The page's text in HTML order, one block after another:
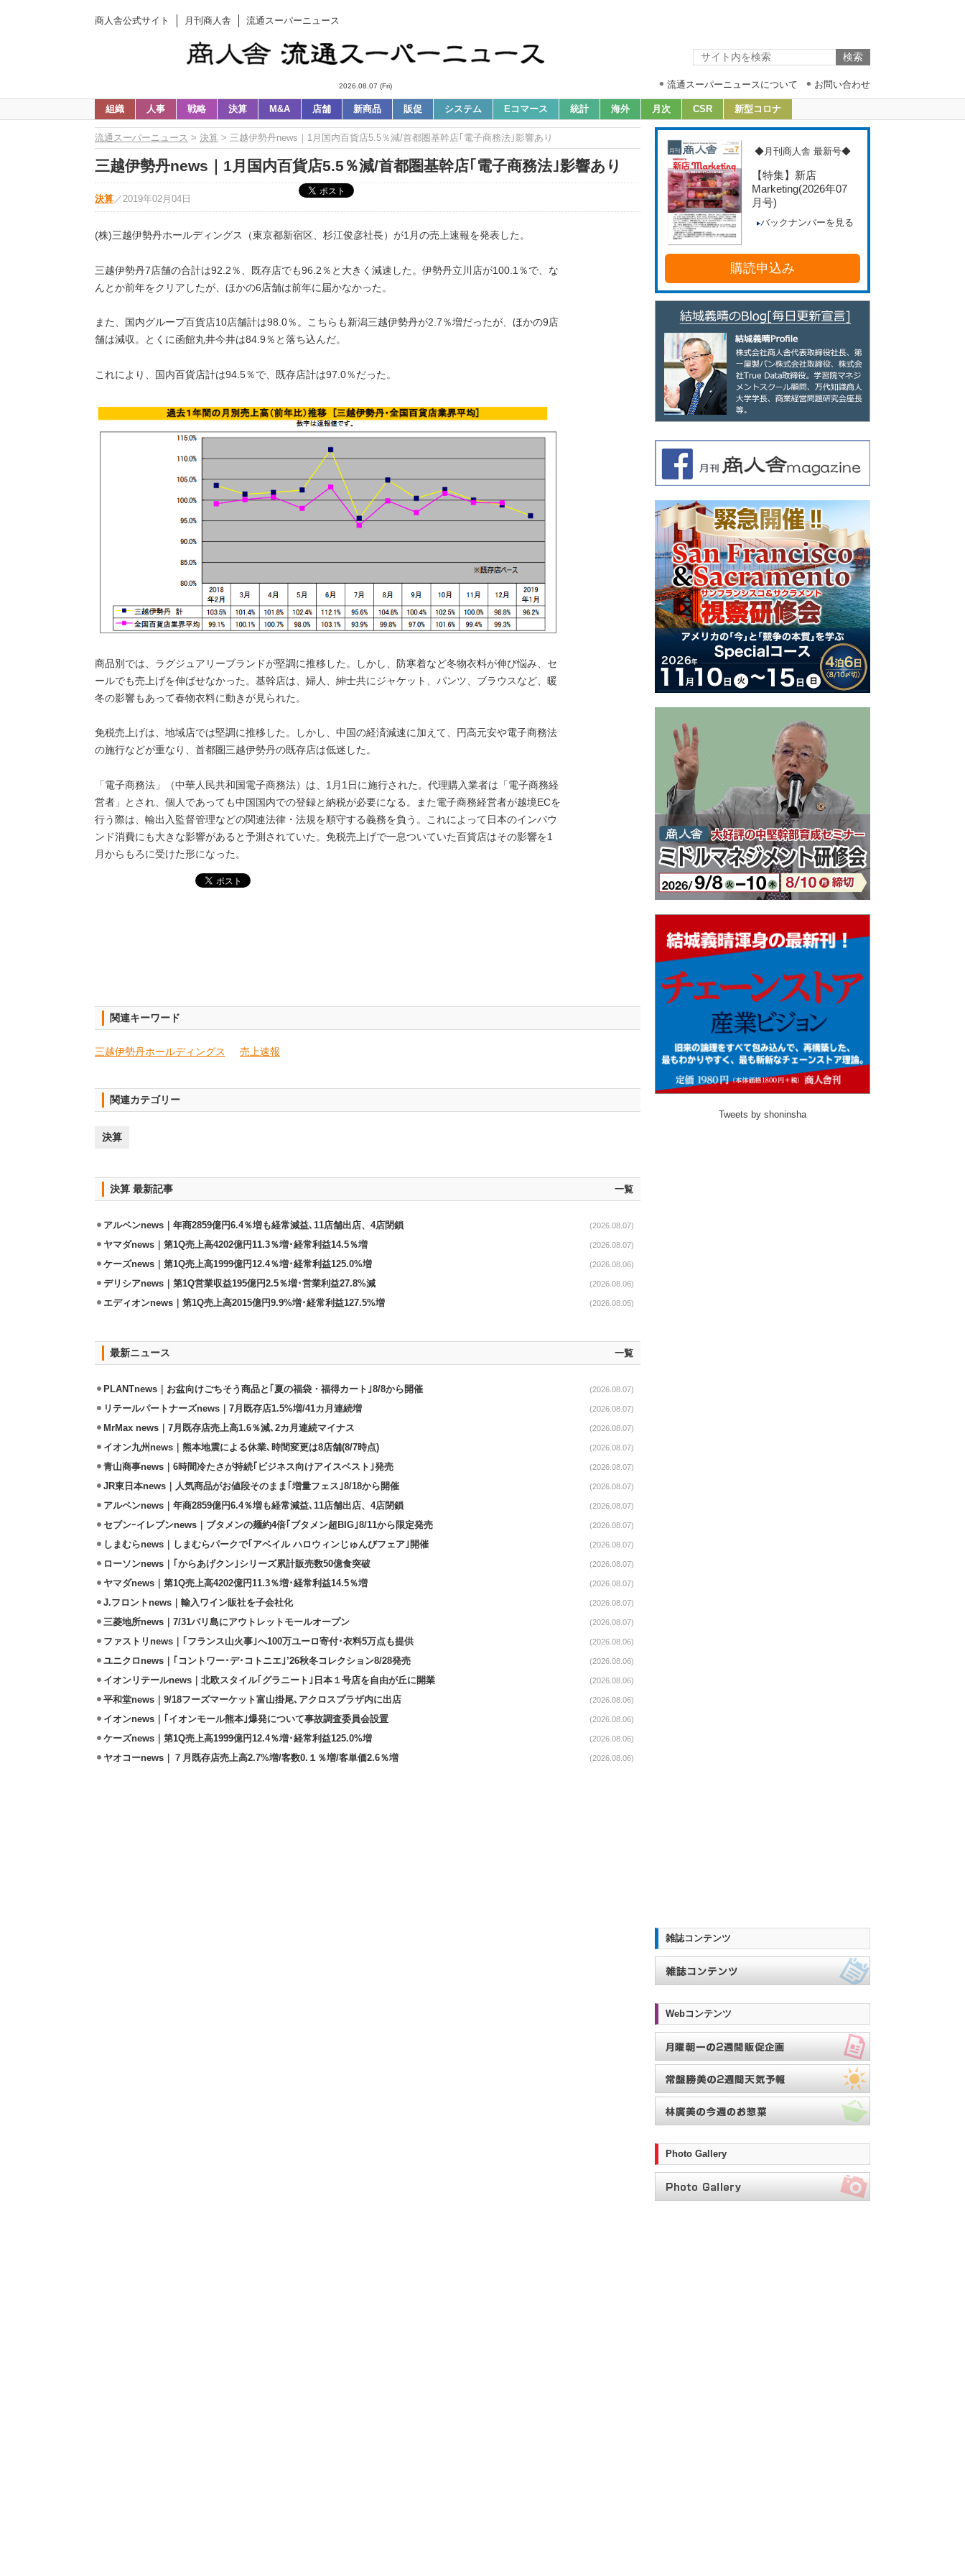
商人舎公式サイト 月刊商人舎 流通スーパーニュース
2026.08.07 (Fri) 流通スーパーニュースについて お問い合わせ
組織 人事 戦略 決算 M&A 店舗 新商品 販促 システム Eコマース 統計 海外 月次 CSR 新型コロナ
流通スーパーニュース > 決算 > 三越伊勢丹news｜1月国内百貨店5.5％減/首都圏基幹店｢電子商務法｣影響あり
三越伊勢丹news｜1月国内百貨店5.5％減/首都圏基幹店｢電子商務法｣影響あり
決算 ／ 2019年02月04日
(株)三越伊勢丹ホールディングス（東京都新宿区、杉江俊彦社長）が1月の売上速報を発表した。
三越伊勢丹7店舗の合計は92.2％、既存店でも96.2％と大きく減速した。伊勢丹立川店が100.1％で、な
んとか前年をクリアしたが、ほかの6店舗は前年に届かなかった。
また、国内グループ百貨店10店舗計は98.0％。こちらも新潟三越伊勢丹が2.7％増だったが、ほかの9店
舗は減収。とくに函館丸井今井は84.9％と落ち込んだ。
これにより、国内百貨店計は94.5％で、既存店計は97.0％だった。
商品別では、ラグジュアリーブランドが堅調に推移した。しかし、防寒着など冬物衣料が伸び悩み、セ
ールでも売上げを伸ばせなかった。基幹店は、婦人、紳士共にジャケット、パンツ、ブラウスなど、暖
冬の影響もあって春物衣料に動きが見られた。
免税売上げは、地域店では堅調に推移した。しかし、中国の経済減速に加えて、円高元安や電子商務法
の施行などが重なり、首都圏三越伊勢丹の既存店は低迷した。
「電子商務法」（中華人民共和国電子商務法）は、1月1日に施行された。代理購入業者は「電子商務経
営者」とされ、個人であっても中国国内での登録と納税が必要になる。また電子商務経営者が越境ECを
行う際は、輸出入監督管理などの関連法律・法規を順守する義務を負う。これによって日本のインバウ
ンド消費にも大きな影響があると予測されていた。免税売上げで一息ついていた百貨店はその影響を1
月からもろに受けた形になった。
関連キーワード
三越伊勢丹ホールディングス 売上速報
関連カテゴリー
決算
決算 最新記事 一覧
アルペンnews｜年商2859億円6.4％増も経常減益､11店舗出店、4店閉鎖 (2026.08.07)
ヤマダnews｜第1Q売上高4202億円11.3％増･経常利益14.5％増 (2026.08.07)
ケーズnews｜第1Q売上高1999億円12.4％増･経常利益125.0%増 (2026.08.06)
デリシアnews｜第1Q営業収益195億円2.5％増･営業利益27.8%減 (2026.08.06)
エディオンnews｜第1Q売上高2015億円9.9%増･経常利益127.5%増 (2026.08.05)
最新ニュース 一覧
PLANTnews｜お盆向けごちそう商品と｢夏の福袋・福得カート｣8/8から開催 (2026.08.07)
リテールパートナーズnews｜7月既存店1.5%増/41カ月連続増 (2026.08.07)
MrMax news｜7月既存店売上高1.6％減､2カ月連続マイナス (2026.08.07)
イオン九州news｜熊本地震による休業､時間変更は8店舗(8/7時点) (2026.08.07)
青山商事news｜6時間冷たさが持続｢ビジネス向けアイスベスト｣発売 (2026.08.07)
JR東日本news｜人気商品がお値段そのまま｢増量フェス｣8/18から開催 (2026.08.07)
アルペンnews｜年商2859億円6.4％増も経常減益､11店舗出店、4店閉鎖 (2026.08.07)
セブンｰイレブンnews｜ブタメンの麺約4倍｢ブタメン超BIG｣8/11から限定発売 (2026.08.07)
しまむらnews｜しまむらパークで｢アベイル ハロウィンじゅんびフェア｣開催 (2026.08.07)
ローソンnews｜｢からあげクン｣シリーズ累計販売数50億食突破 (2026.08.07)
ヤマダnews｜第1Q売上高4202億円11.3％増･経常利益14.5％増 (2026.08.07)
J.フロントnews｜輸入ワイン販社を子会社化 (2026.08.07)
三菱地所news｜7/31バリ島にアウトレットモールオープン (2026.08.07)
ファストリnews｜｢フランス山火事｣へ100万ユーロ寄付･衣料5万点も提供 (2026.08.06)
ユニクロnews｜｢コントワー･デ･コトニエ｣’26秋冬コレクション8/28発売 (2026.08.06)
イオンリテールnews｜北欧スタイル｢グラニート｣日本１号店を自由が丘に開業 (2026.08.06)
平和堂news｜9/18フーズマーケット富山掛尾､アクロスプラザ内に出店 (2026.08.06)
イオンnews｜｢イオンモール熊本｣爆発について事故調査委員会設置 (2026.08.06)
ケーズnews｜第1Q売上高1999億円12.4％増･経常利益125.0%増 (2026.08.06)
ヤオコーnews｜７月既存店売上高2.7%増/客数0.１％増/客単価2.6％増 (2026.08.06)
◆月刊商人舎 最新号◆
【特集】新店
Marketing(2026年07
月号)
バックナンバーを見る
購読申込み
Tweets by shoninsha
雑誌コンテンツ
Webコンテンツ
Photo Gallery